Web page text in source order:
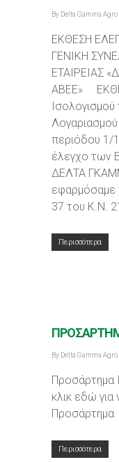
By Delta Gamma Agro
ΕΚΘΕΣΗ
ΓΕΝΙΚΗ
ΕΤΑΙΡΕΙΑΣ
ΑΒΕΕ»
περιόδου
έλεγχο των
ΔΕΛΤΑ
εφαρμόσαμε
37 του Κ.Ν.
Περισσότερα
By Delta Gamma Agro
Προσάρτημα
κλικ εδώ
Προσάρτημα
Περισσότερα